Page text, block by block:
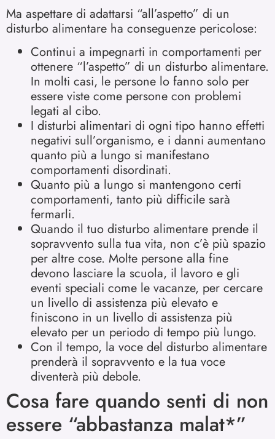
Ma aspettare di adattarsi “all’aspetto” di un
disturbo alimentare ha conseguenze pericolose:
Continui a impegnarti in comportamenti per
ottenere “l’aspetto” di un disturbo alimentare.
In molti casi, le persone lo fanno solo per
essere viste come persone con problemi
legati al cibo.
I disturbi alimentari di ogni tipo hanno effetti
negativi sull’organismo, e i danni aumentano
quanto più a lungo si manifestano
comportamenti disordinati.
Quanto più a lungo si mantengono certi
comportamenti, tanto più difficile sarà
fermarli.
Quando il tuo disturbo alimentare prende il
sopravvento sulla tua vita, non c’è più spazio
per altre cose. Molte persone alla fine
devono lasciare la scuola, il lavoro e gli
eventi speciali come le vacanze, per cercare
un livello di assistenza più elevato e
finiscono in un livello di assistenza più
elevato per un periodo di tempo più lungo.
Con il tempo, la voce del disturbo alimentare
prenderà il sopravvento e la tua voce
diventerà più debole.
Cosa fare quando senti di non
essere “abbastanza malat*”